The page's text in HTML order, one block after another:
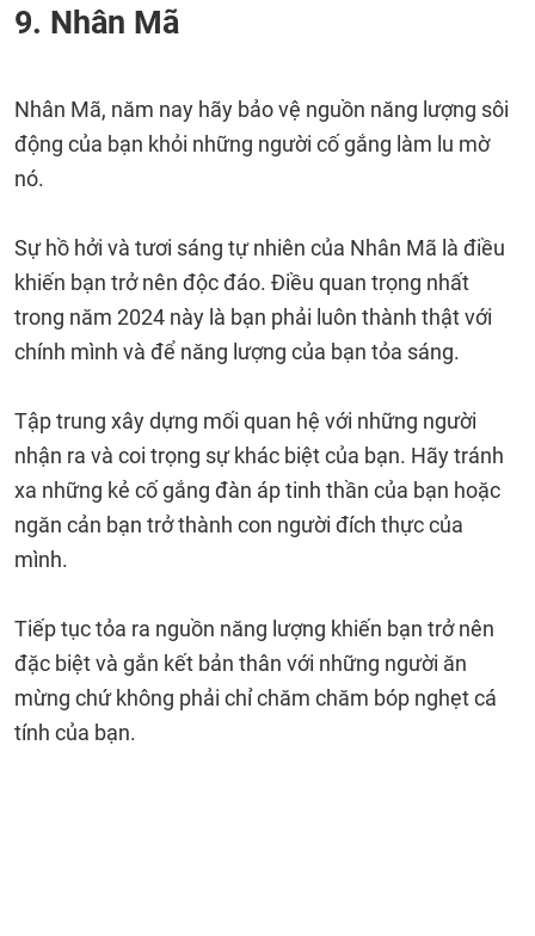
9. Nhân Mã
Nhân Mã, năm nay hãy bảo vệ nguồn năng lượng sôi
động của bạn khỏi những người cố gắng làm lu mờ
nó.
Sự hồ hởi và tươi sáng tự nhiên của Nhân Mã là điều
khiến bạn trở nên độc đáo. Điều quan trọng nhất
trong năm 2024 này là bạn phải luôn thành thật với
chính mình và để năng lượng của bạn tỏa sáng.
Tập trung xây dựng mối quan hệ với những người
nhận ra và coi trọng sự khác biệt của bạn. Hãy tránh
xa những kẻ cố gắng đàn áp tinh thần của bạn hoặc
ngăn cản bạn trở thành con người đích thực của
mình.
Tiếp tục tỏa ra nguồn năng lượng khiến bạn trở nên
đặc biệt và gắn kết bản thân với những người ăn
mừng chứ không phải chỉ chăm chăm bóp nghẹt cá
tính của bạn.